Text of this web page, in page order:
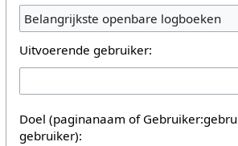
Belangrijkste openbare logboeken
Uitvoerende gebruiker:
Doel (paginanaam of
gebruiker):